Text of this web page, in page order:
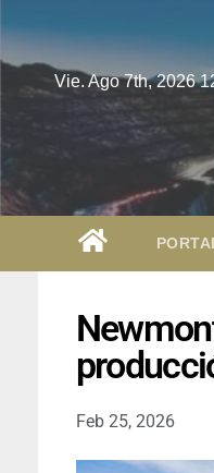
Vie. Ago 7th, 2026
Feb 25, 2026